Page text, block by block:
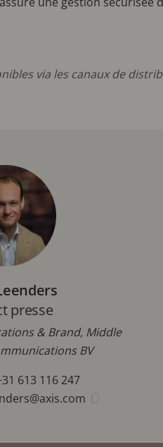
via les canaux de
presse
& Brand, Middle
BV
613 116 247